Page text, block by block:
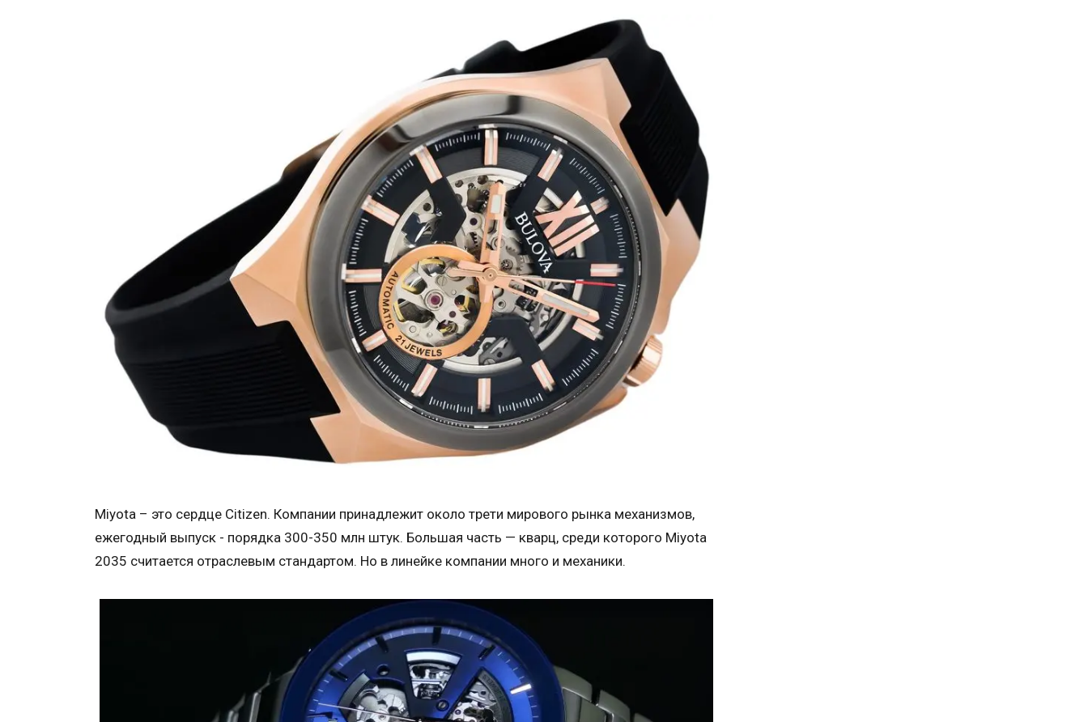
Miyota – это сердце Citizen. Компании принадлежит около трети мирового рынка механизмов,
ежегодный выпуск - порядка 300-350 млн штук. Большая часть — кварц, среди которого Miyota
2035 считается отраслевым стандартом. Но в линейке компании много и механики.